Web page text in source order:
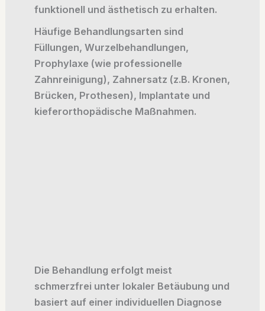
funktionell und ästhetisch zu erhalten.
Häufige Behandlungsarten sind
Füllungen, Wurzelbehandlungen,
Prophylaxe (wie professionelle
Zahnreinigung), Zahnersatz (z.B. Kronen,
Brücken, Prothesen), Implantate und
kieferorthopädische Maßnahmen.
Die Behandlung erfolgt meist
schmerzfrei unter lokaler Betäubung und
basiert auf einer individuellen Diagnose